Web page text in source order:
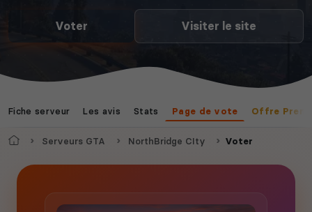
Voter Visiter le site
Fiche serveur Les avis Stats Page de vote Offre
AccueilServeurs GTA NorthBridge CIty Voter